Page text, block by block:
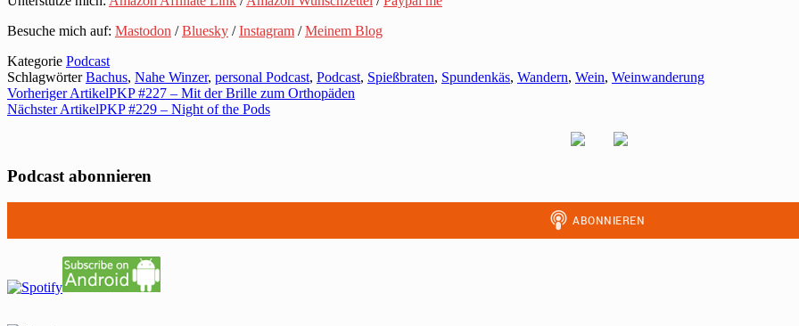
Besuche mich auf: Mastodon /Bluesky /Instagram /Meinem Blog
Kategorie Podcast
SchlagwörterBachus, Nahe Winzer, personal Podcast, Podcast, Spießbraten, Spundenkäs, Wandern, Wein, Weinwanderung
Vorheriger ArtikelPKP #227 – Mit der Brille zum Orthopäden
Nächster ArtikelPKP #229 – Night of the Pods
Podcast abonnieren